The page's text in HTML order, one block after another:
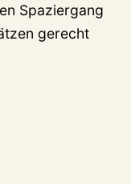
Spaziergang
gerecht